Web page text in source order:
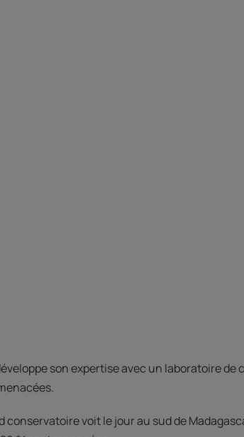
son expertise avec un laboratoire de
voit le jour au sud de